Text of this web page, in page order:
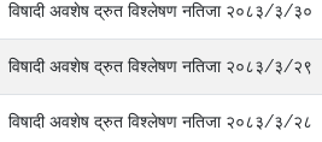
विषादी अवशेष द्रुत विश्लेषण नतिजा २०८३/३/३०
विषादी अवशेष द्रुत विश्लेषण नतिजा २०८३/३/२९
विषादी अवशेष द्रुत विश्लेषण नतिजा २०८३/३/२८